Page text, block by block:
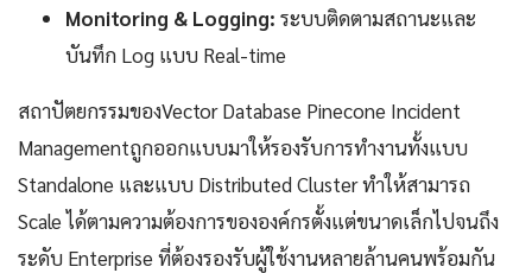
Monitoring & Logging: ระบบติดตามสถานะและ
บันทึก Log แบบ Real-time
สถาปัตยกรรมของVector Database Pinecone Incident
Managementถูกออกแบบมาให้รองรับการทำงานทั้งแบบ
Standalone และแบบ Distributed Cluster ทำให้สามารถ
Scale ได้ตามความต้องการขององค์กรตั้งแต่ขนาดเล็กไปจนถึง
ระดับ Enterprise ที่ต้องรองรับผู้ใช้งานหลายล้านคนพร้อมกัน